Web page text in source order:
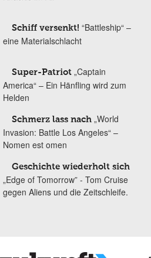
Schiff versenkt! “Battleship“ –
eine Materialschlacht
Super-Patriot „Captain
America“ – Ein Hänfling wird zum
Helden
Schmerz lass nach „World
Invasion: Battle Los Angeles“ –
Nomen est omen
Geschichte wiederholt sich
„Edge of Tomorrow” - Tom Cruise
gegen Aliens und die Zeitschleife.